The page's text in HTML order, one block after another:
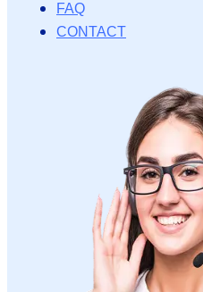
FAQ
CONTACT